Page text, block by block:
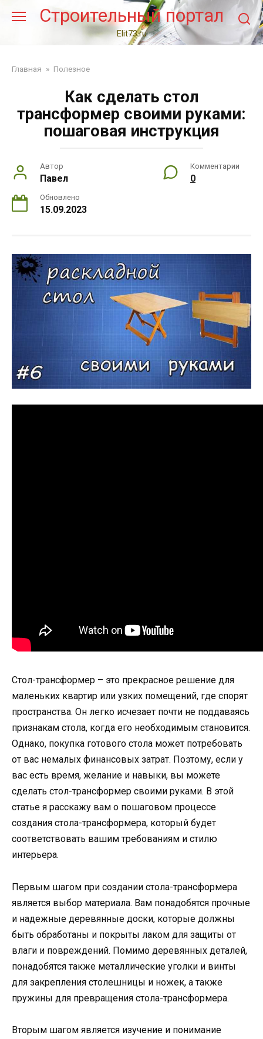
Строительный портал
Elit73.ru
Главная » Полезное
Как сделать стол
трансформер своими руками:
пошаговая инструкция
Автор
Павел
Комментарии
0
Обновлено
15.09.2023
Стол-трансформер – это прекрасное решение для
маленьких квартир или узких помещений, где спорят
пространства. Он легко исчезает почти не поддаваясь
признакам стола, когда его необходимым становится.
Однако, покупка готового стола может потребовать
от вас немалых финансовых затрат. Поэтому, если у
вас есть время, желание и навыки, вы можете
сделать стол-трансформер своими руками. В этой
статье я расскажу вам о пошаговом процессе
создания стола-трансформера, который будет
соответствовать вашим требованиям и стилю
интерьера.
Первым шагом при создании стола-трансформера
является выбор материала. Вам понадобятся прочные
и надежные деревянные доски, которые должны
быть обработаны и покрыты лаком для защиты от
влаги и повреждений. Помимо деревянных деталей,
понадобятся также металлические уголки и винты
для закрепления столешницы и ножек, а также
пружины для превращения стола-трансформера.
Вторым шагом является изучение и понимание